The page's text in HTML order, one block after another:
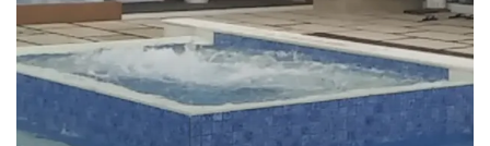
GREEN